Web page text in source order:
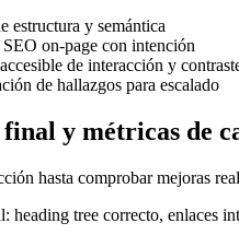
estructura y semántica
on-page con intención
de interacción y
de hallazgos para escalado
y métricas de
hasta comprobar mejoras
heading tree correcto, enlaces